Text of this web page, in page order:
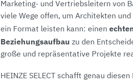
Marketing- und Vertriebsleitern von
viele Wege offen, um Architekten
ein Format leisten kann: einen
Beziehungsaufbau zu den
große und repräsentative Projekte
HEINZE SELECT schafft genau